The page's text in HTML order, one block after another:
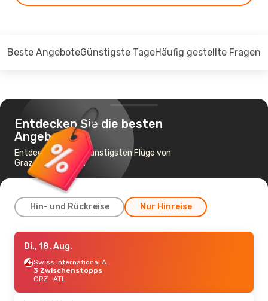
Beste AngeboteGünstigste TageHäufig gestellte Fragen
Entdecken Sie die besten
Angebote
Entdecken Sie die günstigsten Flüge von
Graz nach Atlanta
Hin- und Rückreise Nur Hinreise
Fr., 9. Okt.- Mo., 12. Okt.
Lufthansa1 Zwischenstopp
GRZ- ATL
Lufthansa
Di., 18. Aug.
Swiss International Air Lines
3 Zwischenstopps
GRZ- ATL